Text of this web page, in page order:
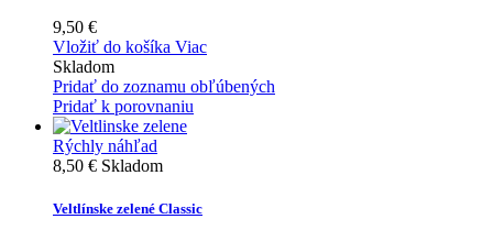
9,50 €
Vložiť do košíka Viac
Skladom
Pridať do zoznamu obľúbených
Pridať k porovnaniu
Rýchly náhľad
8,50 € Skladom
Veltlínske zelené Classic